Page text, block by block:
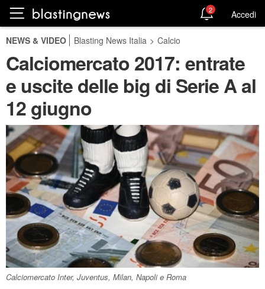
2 Accedi
NEWS & VIDEO Blasting News Italia > Calcio
Calciomercato 2017: entrate
e uscite delle big di Serie A al
12 giugno
Calciomercato Inter, Juventus, Milan, Napoli e Roma